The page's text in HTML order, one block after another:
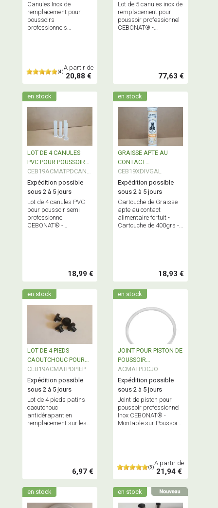
Canules Inox de
remplacement pour
poussoirs
professionnels
(4)
A partir de
20,88 €
Lot de 5 canules inox de
remplacement pour
poussoir professionnel
CEBONAT® -
77,63 €
en stock
LOT DE 4 CANULES
PVC POUR POUSSOIR
SEMI PROFESSIONNEL
CEB19ACMATPDCANP
VC4
Expédition possible
sous 2 à 5 jours
Lot de 4 canules PVC
pour poussoir semi
professionnel
CEBONAT® -
18,99 €
en stock
GRAISSE APTE AU
CONTACT
ALIMENTAIRE FORTUIT
CEB19XDIVGAL
Expédition possible
sous 2 à 5 jours
Cartouche de Graisse
apte au contact
alimentaire fortuit -
Cartouche de 400grs -
18,93 €
en stock
LOT DE 4 PIEDS
CAOUTCHOUC POUR
POUSSOIR INOX
PROFESSIONNEL
CEB19ACMATPDPIEP
Expédition possible
sous 2 à 5 jours
Lot de 4 pieds patins
caoutchouc
antidérapant en
remplacement sur les
6,97 €
en stock
JOINT POUR PISTON DE
POUSSOIR
PROFESSIONNEL INOX
ACMATPDCJO
Expédition possible
sous 2 à 5 jours
Joint de piston pour
poussoir professionnel
Inox CEBONAT® -
Montable sur Poussoirs
(5)
A partir de
21,94 €
en stock en stock